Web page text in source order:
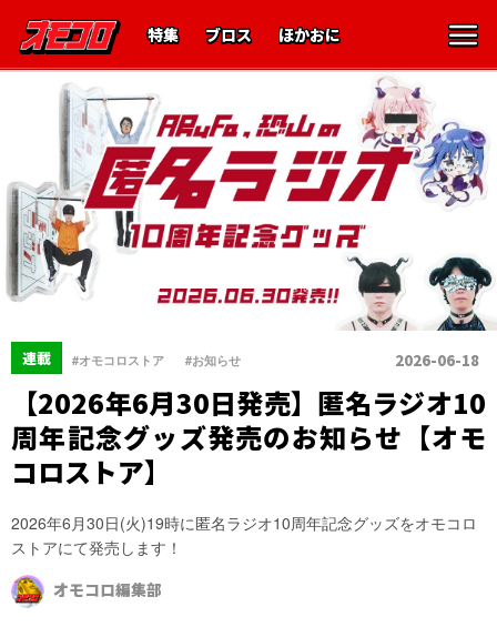
特集 ブロス ほかおに
連載 #オモコロストア #お知らせ 2026-06-18
【2026年6月30日発売】匿名ラジオ10
周年記念グッズ発売のお知らせ【オモ
コロストア】
2026年6月30日(火)19時に匿名ラジオ10周年記念グッズをオモコロ
ストアにて発売します！
オモコロ編集部